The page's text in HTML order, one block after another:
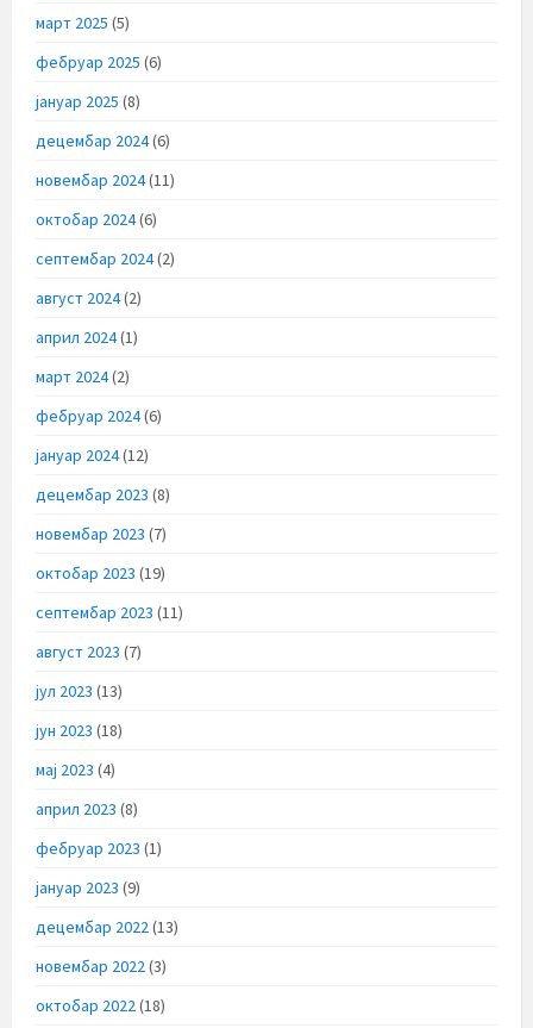
март 2025 (5)
фебруар 2025 (6)
јануар 2025 (8)
децембар 2024(6)
новембар 2024(11)
октобар 2024(6)
септембар 2024(2)
август 2024(2)
април 2024(1)
март 2024(2)
фебруар 2024(6)
јануар 2024(12)
децембар 2023 (8)
новембар 2023 (7)
октобар 2023 (19)
септембар 2023 (11)
август 2023 (7)
јул 2023 (13)
јун 2023 (18)
мај 2023 (4)
април 2023 (8)
фебруар 2023 (1)
јануар 2023 (9)
децембар 2022(13)
новембар 2022(3)
октобар 2022(18)